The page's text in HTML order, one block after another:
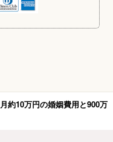
月約10万円の婚姻費用と900万